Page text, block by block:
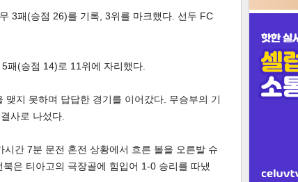
3패(승점 26)를 기록, 3위를 마크했다. 선두 FC
패(승점 14)로 11위에 자리했다.
지 못하며 답답한 경기를 이어갔다. 무승부의 기
사로 나섰다.
간 7분 문전 혼전 상황에서 흐른 볼을 오른발 슈
은 티아고의 극장골에 힘입어 1-0 승리를 따냈